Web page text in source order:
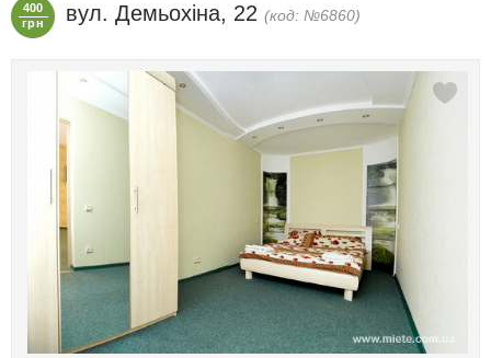
400
грн
вул. Демьохіна, 22 (код: №6860)